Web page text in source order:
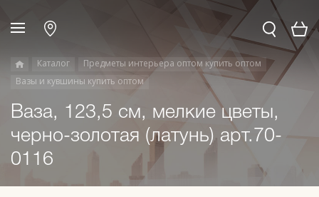
Каталог
Предметы интерьера оптом купить оптом
Вазы и кувшины купить оптом
Ваза, 123,5 см, мелкие цветы,
черно-золотая (латунь) арт.70-
0116